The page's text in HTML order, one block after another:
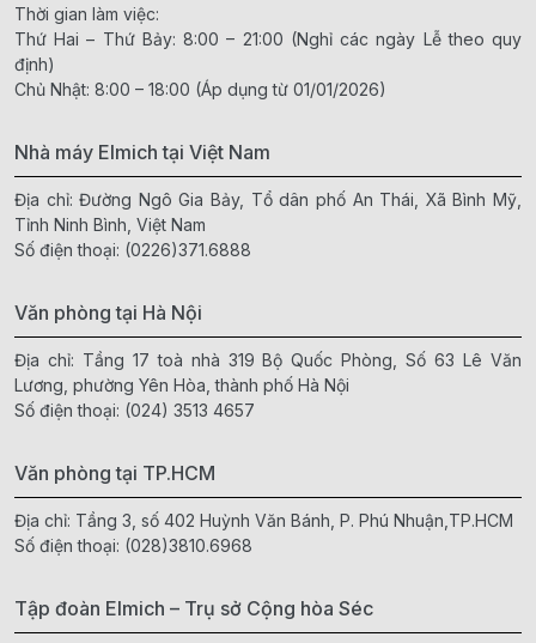
Thời gian làm việc:
Thứ Hai – Thứ Bảy: 8:00 – 21:00 (Nghỉ các ngày Lễ theo quy
định)
Chủ Nhật: 8:00 – 18:00 (Áp dụng từ 01/01/2026)
Nhà máy Elmich tại Việt Nam
Địa chỉ: Đường Ngô Gia Bảy, Tổ dân phố An Thái, Xã Bình Mỹ,
Tỉnh Ninh Bình, Việt Nam
Số điện thoại: (0226)371.6888
Văn phòng tại Hà Nội
Địa chỉ: Tầng 17 toà nhà 319 Bộ Quốc Phòng, Số 63 Lê Văn
Lương, phường Yên Hòa, thành phố Hà Nội
Số điện thoại: (024) 3513 4657
Văn phòng tại TP.HCM
Địa chỉ: Tầng 3, số 402 Huỳnh Văn Bánh, P. Phú Nhuận,TP.HCM
Số điện thoại: (028)3810.6968
Tập đoàn Elmich – Trụ sở Cộng hòa Séc